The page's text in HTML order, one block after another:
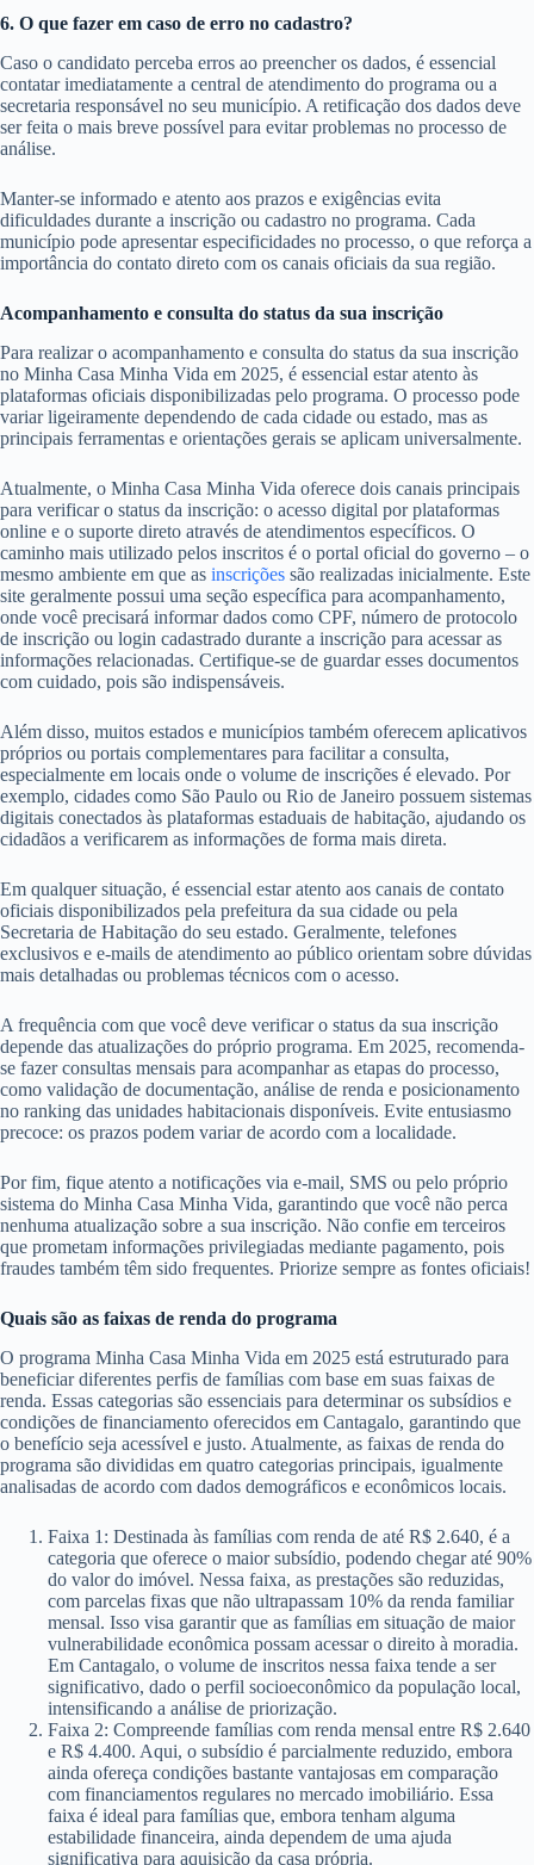
6. O que fazer em caso de erro no cadastro?
Caso o candidato perceba erros ao preencher os dados, é essencial
contatar imediatamente a central de atendimento do programa ou a
secretaria responsável no seu município. A retificação dos dados deve
ser feita o mais breve possível para evitar problemas no processo de
análise.
Manter-se informado e atento aos prazos e exigências evita
dificuldades durante a inscrição ou cadastro no programa. Cada
município pode apresentar especificidades no processo, o que reforça a
importância do contato direto com os canais oficiais da sua região.
Acompanhamento e consulta do status da sua inscrição
Para realizar o acompanhamento e consulta do status da sua inscrição
no Minha Casa Minha Vida em 2025, é essencial estar atento às
plataformas oficiais disponibilizadas pelo programa. O processo pode
variar ligeiramente dependendo de cada cidade ou estado, mas as
principais ferramentas e orientações gerais se aplicam universalmente.
Atualmente, o Minha Casa Minha Vida oferece dois canais principais
para verificar o status da inscrição: o acesso digital por plataformas
online e o suporte direto através de atendimentos específicos. O
caminho mais utilizado pelos inscritos é o portal oficial do governo – o
mesmo ambiente em que as inscrições são realizadas inicialmente. Este
site geralmente possui uma seção específica para acompanhamento,
onde você precisará informar dados como CPF, número de protocolo
de inscrição ou login cadastrado durante a inscrição para acessar as
informações relacionadas. Certifique-se de guardar esses documentos
com cuidado, pois são indispensáveis.
Além disso, muitos estados e municípios também oferecem aplicativos
próprios ou portais complementares para facilitar a consulta,
especialmente em locais onde o volume de inscrições é elevado. Por
exemplo, cidades como São Paulo ou Rio de Janeiro possuem sistemas
digitais conectados às plataformas estaduais de habitação, ajudando os
cidadãos a verificarem as informações de forma mais direta.
Em qualquer situação, é essencial estar atento aos canais de contato
oficiais disponibilizados pela prefeitura da sua cidade ou pela
Secretaria de Habitação do seu estado. Geralmente, telefones
exclusivos e e-mails de atendimento ao público orientam sobre dúvidas
mais detalhadas ou problemas técnicos com o acesso.
A frequência com que você deve verificar o status da sua inscrição
depende das atualizações do próprio programa. Em 2025, recomenda-
se fazer consultas mensais para acompanhar as etapas do processo,
como validação de documentação, análise de renda e posicionamento
no ranking das unidades habitacionais disponíveis. Evite entusiasmo
precoce: os prazos podem variar de acordo com a localidade.
Por fim, fique atento a notificações via e-mail, SMS ou pelo próprio
sistema do Minha Casa Minha Vida, garantindo que você não perca
nenhuma atualização sobre a sua inscrição. Não confie em terceiros
que prometam informações privilegiadas mediante pagamento, pois
fraudes também têm sido frequentes. Priorize sempre as fontes oficiais!
Quais são as faixas de renda do programa
O programa Minha Casa Minha Vida em 2025 está estruturado para
beneficiar diferentes perfis de famílias com base em suas faixas de
renda. Essas categorias são essenciais para determinar os subsídios e
condições de financiamento oferecidos em Cantagalo, garantindo que
o benefício seja acessível e justo. Atualmente, as faixas de renda do
programa são divididas em quatro categorias principais, igualmente
analisadas de acordo com dados demográficos e econômicos locais.
Faixa 1: Destinada às famílias com renda de até R$ 2.640, é a
categoria que oferece o maior subsídio, podendo chegar até 90%
do valor do imóvel. Nessa faixa, as prestações são reduzidas,
com parcelas fixas que não ultrapassam 10% da renda familiar
mensal. Isso visa garantir que as famílias em situação de maior
vulnerabilidade econômica possam acessar o direito à moradia.
Em Cantagalo, o volume de inscritos nessa faixa tende a ser
significativo, dado o perfil socioeconômico da população local,
intensificando a análise de priorização.
Faixa 2: Compreende famílias com renda mensal entre R$ 2.640
e R$ 4.400. Aqui, o subsídio é parcialmente reduzido, embora
ainda ofereça condições bastante vantajosas em comparação
com financiamentos regulares no mercado imobiliário. Essa
faixa é ideal para famílias que, embora tenham alguma
estabilidade financeira, ainda dependem de uma ajuda
significativa para aquisição da casa própria.